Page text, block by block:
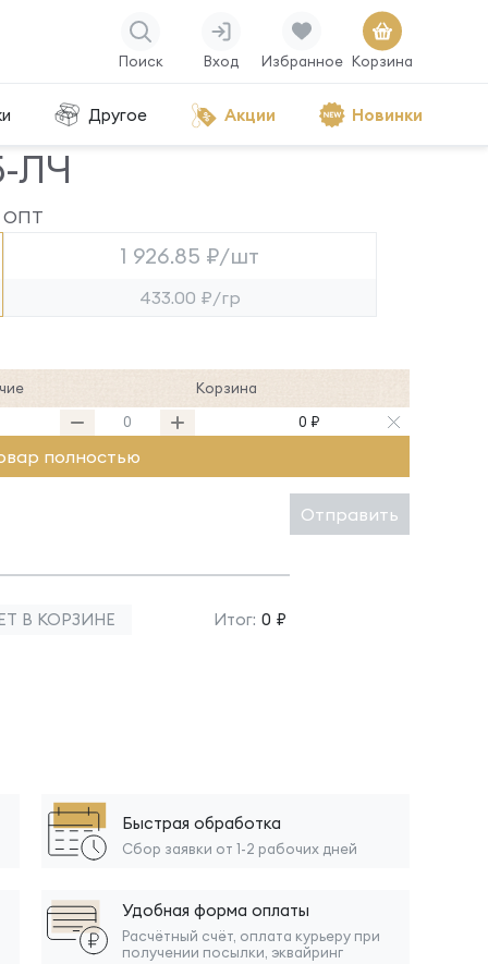
Поиск Вход Избранное Корзина
Другое Акции Новинки
ЛЧ
ОПТ
1 926.85 ₽/шт
433.00 ₽/гр
Корзина
0 ₽
полностью
Отправить
В КОРЗИНЕ Итог: 0 ₽
Быстрая обработка
Сбор заявки от 1-2 рабочих дней
Удобная форма оплаты
Расчётный счёт, оплата курьеру при
получении посылки, эквайринг